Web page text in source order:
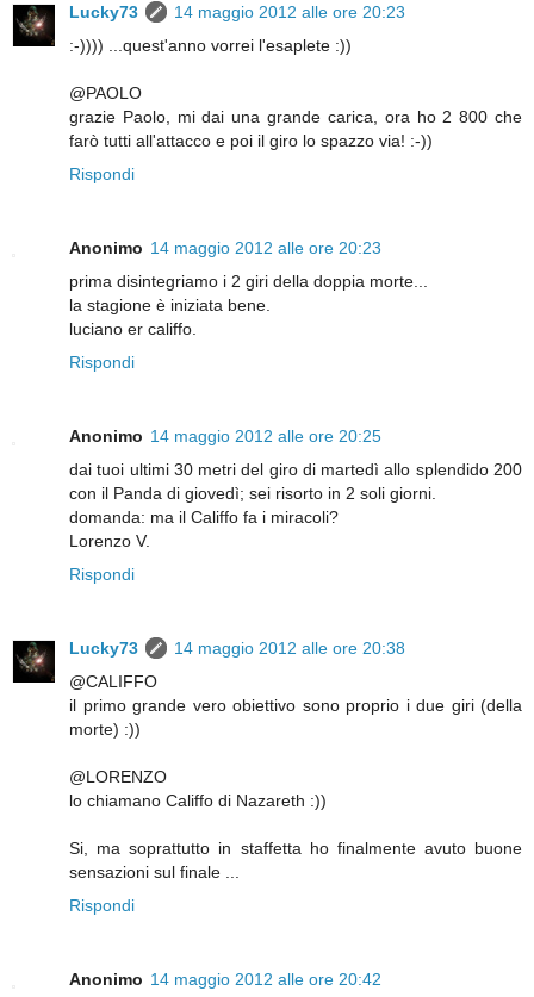
Lucky73
14 maggio 2012 alle ore 20:23
:-)))) ...quest'anno vorrei l'esaplete :))
@PAOLO
grazie Paolo, mi dai una grande carica, ora ho 2 800 che
farò tutti all'attacco e poi il giro lo spazzo via! :-))
Rispondi
Anonimo 14 maggio 2012 alle ore 20:23
prima disintegriamo i 2 giri della doppia morte...
la stagione è iniziata bene.
luciano er califfo.
Rispondi
Anonimo 14 maggio 2012 alle ore 20:25
dai tuoi ultimi 30 metri del giro di martedì allo splendido 200
con il Panda di giovedì; sei risorto in 2 soli giorni.
domanda: ma il Califfo fa i miracoli?
Lorenzo V.
Rispondi
Lucky73
14 maggio 2012 alle ore 20:38
@CALIFFO
il primo grande vero obiettivo sono proprio i due giri (della
morte) :))
@LORENZO
lo chiamano Califfo di Nazareth :))
Si, ma soprattutto in staffetta ho finalmente avuto buone
sensazioni sul finale ...
Rispondi
Anonimo 14 maggio 2012 alle ore 20:42